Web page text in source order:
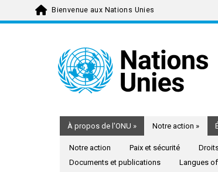
Bienvenue aux Nations Unies
À propos de l'ONU » Notre action »
Notre action Paix et sécurité
Documents et publications
Langues